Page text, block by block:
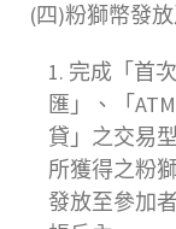
(四)粉獅幣發
完成「首
匯」、「
貸」之交易
所獲得之粉
發放至參加